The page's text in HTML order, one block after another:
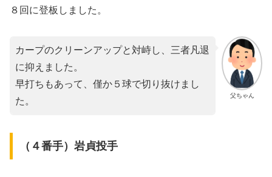
８回に登板しました。
父ちゃん
カープのクリーンアップと対峙し、三者凡退
に抑えました。
早打ちもあって、僅か５球で切り抜けまし
た。
（４番手）岩貞投手